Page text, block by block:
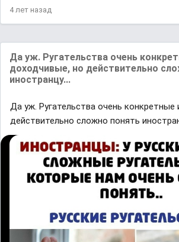
4 лет назад
Да уж. Ругательства очень
доходчивые, но действительно
иностранцу...
Да уж. Ругательства очень конкретные
действительно сложно понять